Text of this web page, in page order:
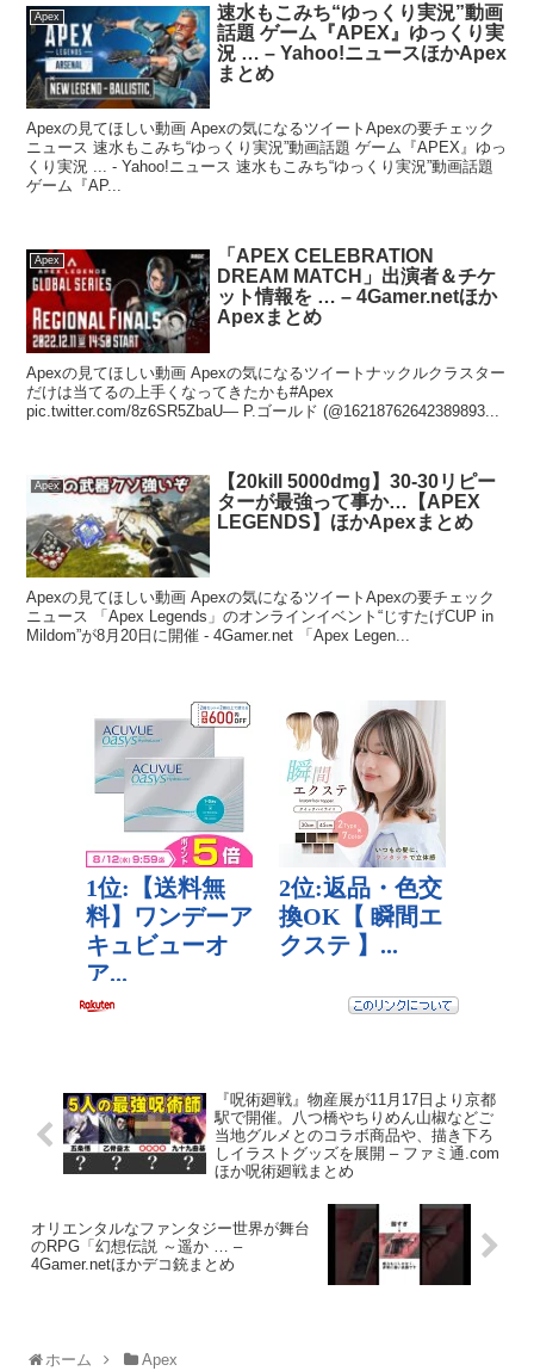
Apex
速水もこみち“ゆっくり実況”動画
話題 ゲーム『APEX』ゆっくり実
況 … – Yahoo!ニュースほかApex
まとめ
Apexの見てほしい動画 Apexの気になるツイートApexの要チェック
ニュース 速水もこみち“ゆっくり実況”動画話題 ゲーム『APEX』ゆっ
くり実況 ... - Yahoo!ニュース 速水もこみち“ゆっくり実況”動画話題
ゲーム『AP...
Apex
「APEX CELEBRATION
DREAM MATCH」出演者＆チケ
ット情報を … – 4Gamer.netほか
Apexまとめ
Apexの見てほしい動画 Apexの気になるツイートナックルクラスター
だけは当てるの上手くなってきたかも#Apex
pic.twitter.com/8z6SR5ZbaU— P.ゴールド (@16218762642389893...
Apex
【20kill 5000dmg】30-30リピー
ターが最強って事か…【APEX
LEGENDS】ほかApexまとめ
Apexの見てほしい動画 Apexの気になるツイートApexの要チェック
ニュース 「Apex Legends」のオンラインイベント“じすたげCUP in
Mildom”が8月20日に開催 - 4Gamer.net 「Apex Legen...
『呪術廻戦』物産展が11月17日より京都
駅で開催。八つ橋やちりめん山椒などご
当地グルメとのコラボ商品や、描き下ろ
しイラストグッズを展開 – ファミ通.com
ほか呪術廻戦まとめ
オリエンタルなファンタジー世界が舞台
のRPG「幻想伝説 ～遥か … –
4Gamer.netほかデコ銃まとめ
ホーム Apex